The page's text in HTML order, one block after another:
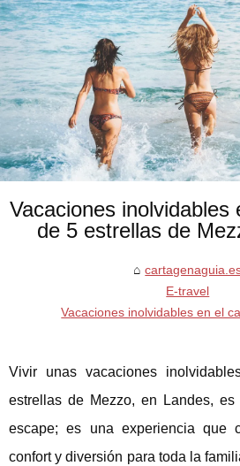
Vacaciones inolvidables
de 5 estrellas de
E-travel
Vacaciones inolvidables en el
Vivir unas vacaciones
estrellas de Mezzo, en Landes,
escape; es una experiencia que
confort y diversión para toda la